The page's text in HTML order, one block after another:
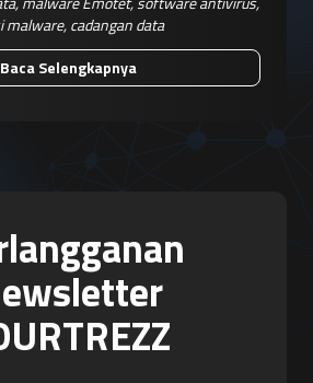
malware,cadangan data
Baca Selengkapnya